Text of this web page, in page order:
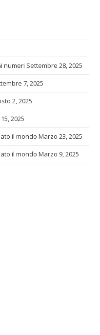
numeri Settembre 28, 2025
7, 2025
2, 2025
2025
il mondo Marzo 23, 2025
il mondo Marzo 9, 2025